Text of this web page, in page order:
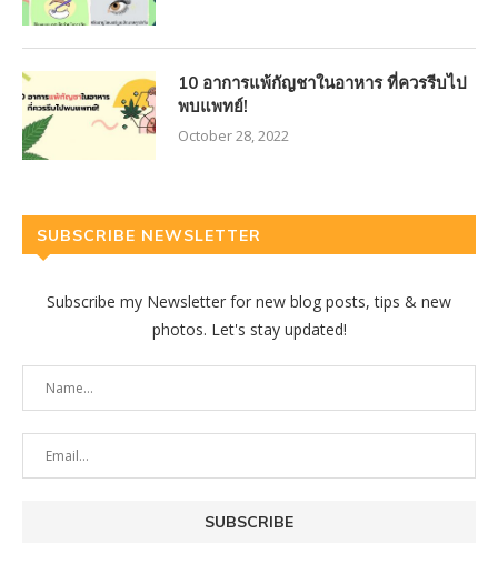
10 อาการแพ้กัญชาในอาหาร ที่ควรรีบไป
พบแพทย์!
October 28, 2022
SUBSCRIBE NEWSLETTER
Subscribe my Newsletter for new blog posts, tips & new
photos. Let's stay updated!